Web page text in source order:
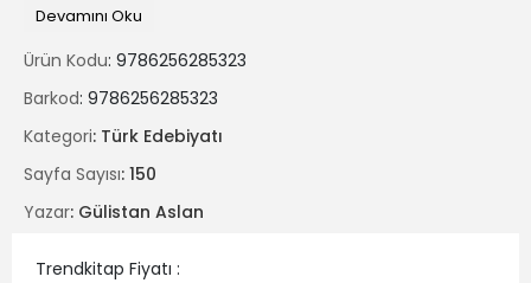
parçası olan Lina duygularını ve mantığını dengelemek için
kendisiyle savaşmak zorundadır.
Değerlerimize olan bağlılığımızı başkalarıyla karşılaştırdığımız
zaman onları kalitesizleştiririz...
Devamını Oku
Ürün Kodu: 9786256285323
Barkod: 9786256285323
Kategori: Türk Edebiyatı
Sayfa Sayısı: 150
Yazar: Gülistan Aslan
Trendkitap Fiyatı :